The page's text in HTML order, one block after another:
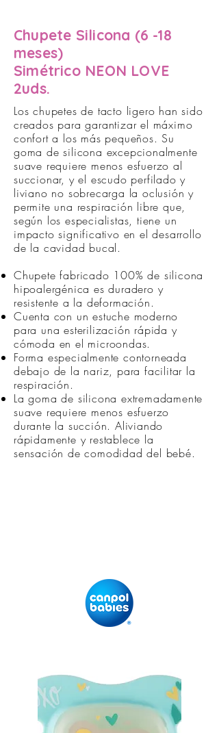
Chupete Silicona (6 -18
meses)
Simétrico NEON LOVE
2uds.
Los chupetes de tacto ligero han sido
creados para garantizar el máximo
confort a los más pequeños. Su
goma de silicona excepcionalmente
suave requiere menos esfuerzo al
succionar, y el escudo perfilado y
liviano no sobrecarga la oclusión y
permite una respiración libre que,
según los especialistas, tiene un
impacto significativo en el desarrollo
de la cavidad bucal.
Chupete fabricado 100% de silicona
hipoalergénica es duradero y
resistente a la deformación.
Cuenta con un estuche moderno
para una esterilización rápida y
cómoda en el microondas.
Forma especialmente contorneada
debajo de la nariz, para facilitar la
respiración.
La goma de silicona extremadamente
suave requiere menos esfuerzo
durante la succión. Aliviando
rápidamente y restablece la
sensación de comodidad del bebé.